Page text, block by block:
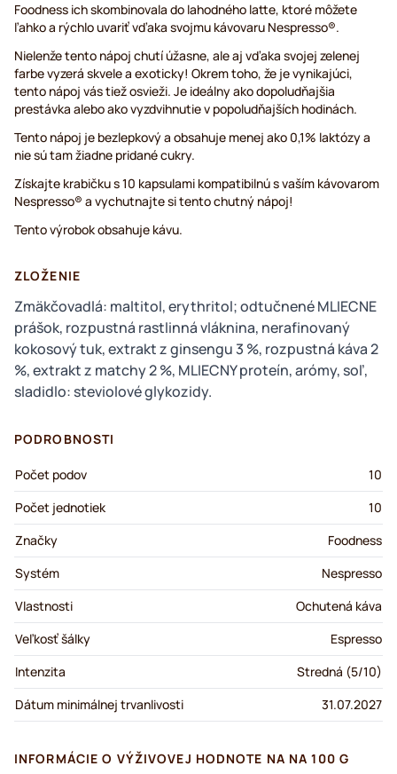
Foodness ich skombinovala do lahodného latte, ktoré môžete
ľahko a rýchlo uvariť vďaka svojmu kávovaru Nespresso®.
Nielenže tento nápoj chutí úžasne, ale aj vďaka svojej zelenej
farbe vyzerá skvele a exoticky! Okrem toho, že je vynikajúci,
tento nápoj vás tiež osvieži. Je ideálny ako dopoludňajšia
prestávka alebo ako vyzdvihnutie v popoludňajších hodinách.
Tento nápoj je bezlepkový a obsahuje menej ako 0,1% laktózy a
nie sú tam žiadne pridané cukry.
Získajte krabičku s 10 kapsulami kompatibilnú s vaším kávovarom
Nespresso® a vychutnajte si tento chutný nápoj!
Tento výrobok obsahuje kávu.
ZLOŽENIE
Zmäkčovadlá: maltitol, erythritol; odtučnené MLIECNE
prášok, rozpustná rastlinná vláknina, nerafinovaný
kokosový tuk, extrakt z ginsengu 3 %, rozpustná káva 2
%, extrakt z matchy 2 %, MLIECNY proteín, arómy, soľ,
sladidlo: steviolové glykozidy.
PODROBNOSTI
Počet podov
10
Počet jednotiek
10
Značky
Foodness
Systém
Nespresso
Vlastnosti
Ochutená káva
Veľkosť šálky
Espresso
Intenzita
Stredná (5/10)
Dátum minimálnej trvanlivosti
31.07.2027
INFORMÁCIE O VÝŽIVOVEJ HODNOTE NA NA 100 G